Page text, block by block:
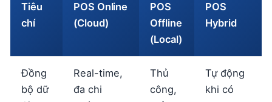
Tiêu
chí
POS Online
(Cloud)
POS
Offline
(Local)
POS
Hybrid
Đồng
bộ dữ
Real-time,
đa chi
Thủ
công,
Tự động
khi có